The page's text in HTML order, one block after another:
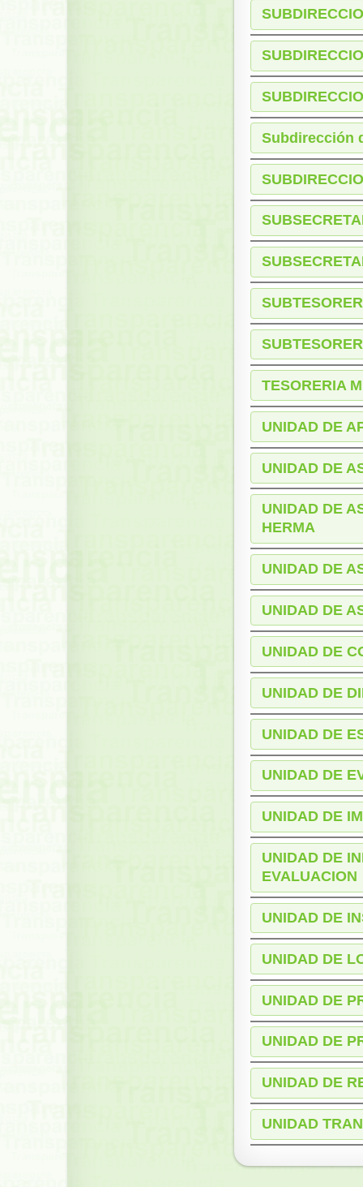
Subdirección
TESORERIA
UNIDAD DE
UNIDAD DE
UNIDAD DE
HERMA
UNIDAD DE
UNIDAD DE
UNIDAD DE
UNIDAD DE
UNIDAD DE
UNIDAD DE
UNIDAD DE
UNIDAD DE
EVALUACION
UNIDAD DE
UNIDAD DE
UNIDAD DE
UNIDAD DE
UNIDAD DE
UNIDAD